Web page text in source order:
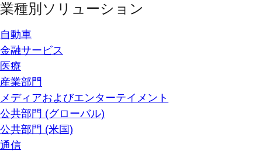
業種別ソリューション
自動車
金融サービス
医療
産業部門
メディアおよびエンターテイメント
公共部門 (グローバル)
公共部門 (米国)
通信